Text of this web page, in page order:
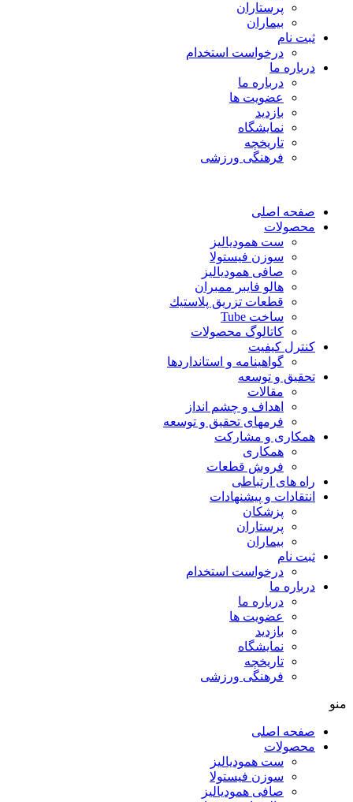
پرستاران
بيماران
ثبت نام
درخواست استخدام
درباره ما
درباره ما
عضویت ها
بازدید
نمایشگاه
تاريخچه
فرهنگی ورزشی
صفحه اصلی
محصولات
ست همودیالیز
سوزن فیستولا
صافی همودیالیز
هالو فایبر ممبران
قطعات تزريق پلاستيك
ساخت Tube
کاتالوگ محصولات
کنترل کیفیت
گواهينامه و استانداردها
تحقيق و توسعه
مقالات
اهداف و چشم انداز
فرمهای تحقیق و توسعه
همکاری و مشارکت
همکاری
فروش قطعات
راه های ارتباطی
انتقادات و پيشنهادات
پزشكان
پرستاران
بيماران
ثبت نام
درخواست استخدام
درباره ما
درباره ما
عضویت ها
بازدید
نمایشگاه
تاريخچه
فرهنگی ورزشی
منو
صفحه اصلی
محصولات
ست همودیالیز
سوزن فیستولا
صافی همودیالیز